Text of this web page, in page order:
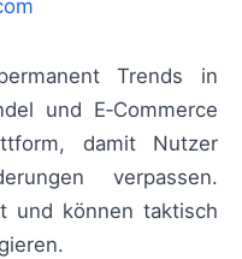
Trends in
und E‑Commerce
damit Nutzer
verpassen.
und können taktisch